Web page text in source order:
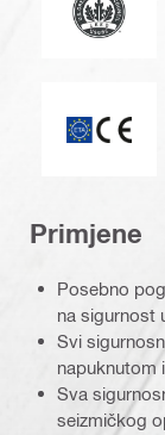
Primjene
Posebno
na sigurnost
Svi
napuknutom
Sva
seizmičkog